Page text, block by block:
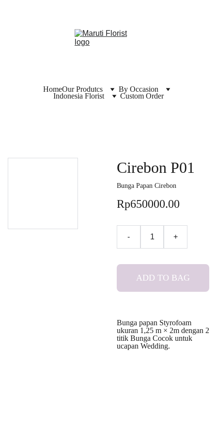
HomeOur Produtcs
By Occasion
Indonesia Florist
Custom Order
Cirebon P01
Bunga Papan Cirebon
Rp650000.00
- +
ADD TO BAG
Bunga papan Styrofoam
ukuran 1,25 m × 2m dengan 2
titik Bunga Cocok untuk
ucapan Wedding.